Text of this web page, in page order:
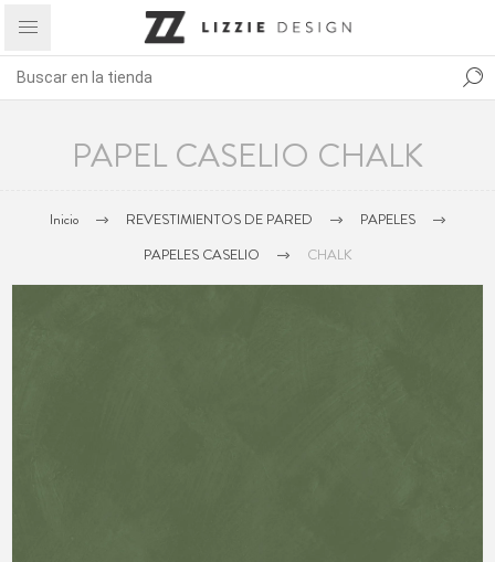
PAPEL CASELIO CHALK
Inicio REVESTIMIENTOS DE PARED
PAPELES
PAPELES CASELIO
CHALK